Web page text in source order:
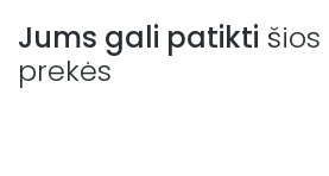
Jums gali patikti šios
prekės